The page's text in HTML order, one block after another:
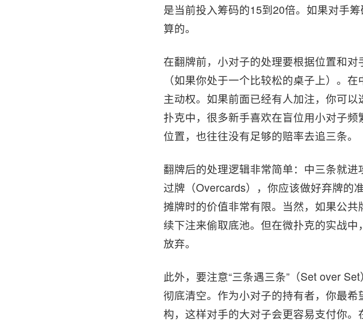
是当前投入筹码的15到20倍。如果对手
算的。
在翻牌前，小对子的处理要根据位置和
（如果你处于一个比较松的桌子上）。
主动权。如果前面已经有人加注，你可
扑克中，很多新手喜欢在盲位用小对子
位置，也往往没有足够的赔率去追三条。
翻牌后的处理逻辑非常简单：中三条就
过牌（Overcards），你应该做好弃牌的
摊牌时的价值非常有限。当然，如果公
续下注来偷取底池。但在微扑克的实战
放弃。
此外，要注意“三条遇三条”（Set over
彻底清空。作为小对子的持有者，你最
构，这样对手的大对子会更容易支付你